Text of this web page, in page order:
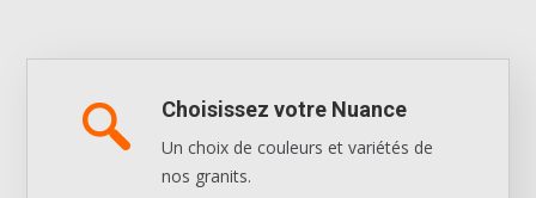
Choisissez votre Nuance
Un choix de couleurs et variétés de
nos granits.